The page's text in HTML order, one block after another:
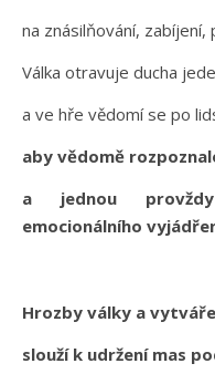
na znásilňování, zabíjení,
Válka otravuje ducha
a ve hře vědomí se po
aby vědomě
a jednou
emocionálního
Hrozby války a
slouží k udržení mas